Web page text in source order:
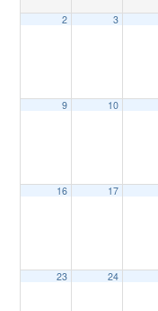
2 3
9 10
16 17
23 24